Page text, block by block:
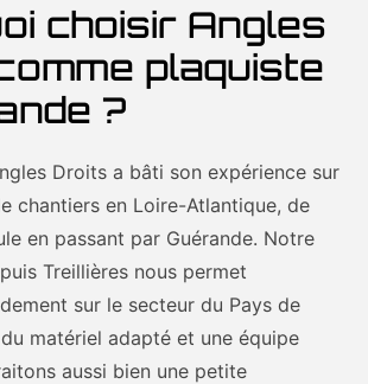
choisir Angles
plaquiste
?
Droits a bâti son expérience sur
chantiers en Loire-Atlantique, de
en passant par Guérande. Notre
Treillières nous permet
sur le secteur du Pays de
matériel adapté et une équipe
aussi bien une petite